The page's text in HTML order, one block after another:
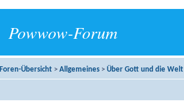
Powwow-Forum
Foren-Übersicht > Allgemeines > Über Gott und die Welt